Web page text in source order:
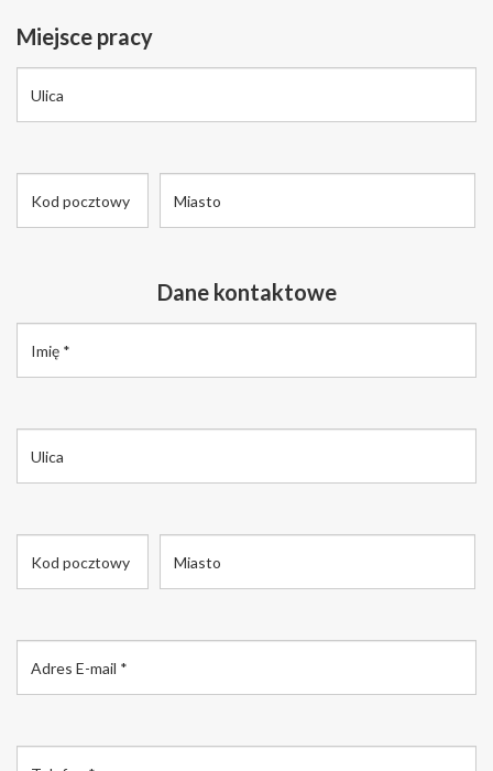
Miejsce pracy
Dane kontaktowe